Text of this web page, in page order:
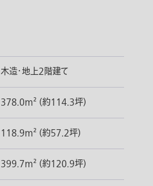
木造・地上2階建て
378.0m² (約114.3坪)
118.9m² (約57.2坪)
399.7m² (約120.9坪)